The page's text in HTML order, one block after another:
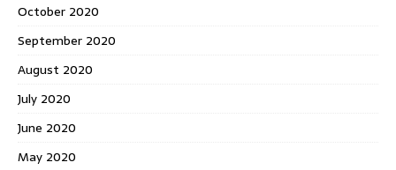
October 2020
September 2020
August 2020
July 2020
June 2020
May 2020